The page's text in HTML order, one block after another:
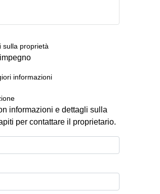
sulla proprietà
informazioni
informazioni e dettagli sulla
per contattare il proprietario.